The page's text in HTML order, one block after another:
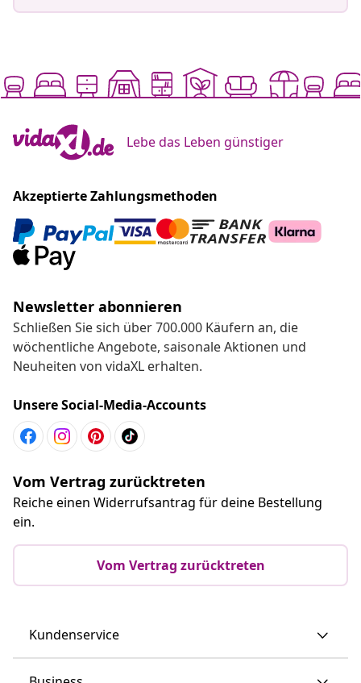
Lebe das Leben günstiger
Akzeptierte Zahlungsmethoden
Newsletter abonnieren
Schließen Sie sich über 700.000 Käufern an, die
wöchentliche Angebote, saisonale Aktionen und
Neuheiten von vidaXL erhalten.
Unsere Social-Media-Accounts
Vom Vertrag zurücktreten
Reiche einen Widerrufsantrag für deine Bestellung
ein.
Vom Vertrag zurücktreten
Kundenservice